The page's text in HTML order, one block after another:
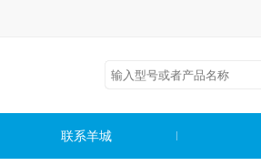
联系羊城